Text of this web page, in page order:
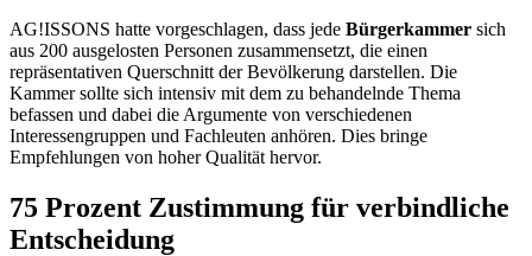
AG!ISSONS hatte vorgeschlagen, dass jede Bürgerkammer sich
aus 200 ausgelosten Personen zusammensetzt, die einen
repräsentativen Querschnitt der Bevölkerung darstellen. Die
Kammer sollte sich intensiv mit dem zu behandelnde Thema
befassen und dabei die Argumente von verschiedenen
Interessengruppen und Fachleuten anhören. Dies bringe
Empfehlungen von hoher Qualität hervor.
75 Prozent Zustimmung für verbindliche
Entscheidung